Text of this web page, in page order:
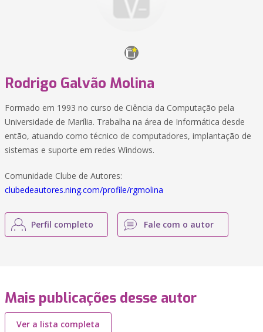
Rodrigo Galvão Molina
Formado em 1993 no curso de Ciência da Computação pela
Universidade de Marília. Trabalha na área de Informática desde
então, atuando como técnico de computadores, implantação de
sistemas e suporte em redes Windows.
Comunidade Clube de Autores:
clubedeautores.ning.com/profile/rgmolina
Perfil completo Fale com o autor
Mais publicações desse autor
Ver a lista completa